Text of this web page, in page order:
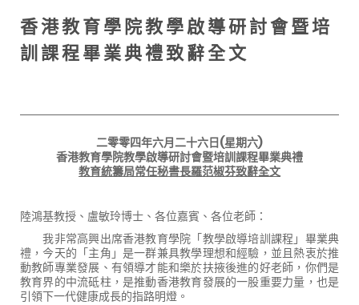
香 港 教 育 學 院 教 學 啟 導 研 討 會 暨 培
訓 課 程 畢 業 典 禮 致 辭 全 文
二零零四年六月二十六日(星期六)
香港教育學院教學啟導研討會暨培訓課程畢業典禮
教育統籌局常任秘書長羅范椒芬致辭全文
陸鴻基教授、盧敏玲博士、各位嘉賓、各位老師：
我非常高興出席香港教育學院「教學啟導培訓課程」畢業典
禮，今天的「主角」是一群兼具教學理想和經驗，並且熱衷於推
動教師專業發展、有領導才能和樂於扶掖後進的好老師，你們是
教育界的中流砥柱，是推動香港教育發展的一股重要力量，也是
引領下一代健康成長的指路明燈。